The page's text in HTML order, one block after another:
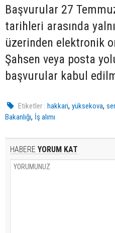
Başvurular 27
tarihleri arasında
üzerinden elektronik
Şahsen veya posta
başvurular kabul
Etiketler : hakkari,yüksekova,
Bakanlığı, İş alımı
HABERE YORUM KAT